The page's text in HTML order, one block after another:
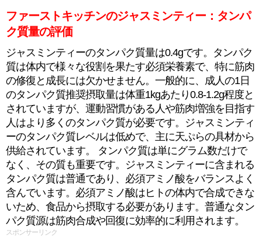
ファーストキッチンのジャスミンティー：タンパ
ク質量の評価
ジャスミンティーのタンパク質量は0.4gです。タンパク
質は体内で様々な役割を果たす必須栄養素で、特に筋肉
の修復と成長には欠かせません。一般的に、成人の1日
のタンパク質推奨摂取量は体重1kgあたり0.8-1.2g程度と
されていますが、運動習慣がある人や筋肉増強を目指す
人はより多くのタンパク質が必要です。ジャスミンティ
ーのタンパク質レベルは低めで、主に天ぷらの具材から
供給されています。 タンパク質は単にグラム数だけで
なく、その質も重要です。ジャスミンティーに含まれる
タンパク質は普通であり、必須アミノ酸をバランスよく
含んでいます。必須アミノ酸はヒトの体内で合成できな
いため、食品から摂取する必要があります。普通なタン
パク質源は筋肉合成や回復に効率的に利用されます。
スポンサーリンク